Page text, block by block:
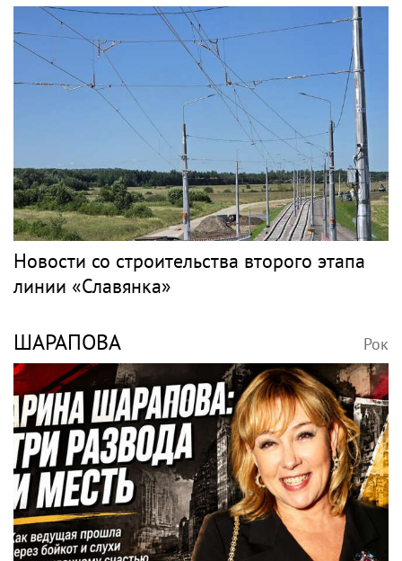
Новости со строительства второго этапа
линии «Славянка»
ШАРАПОВА Рок